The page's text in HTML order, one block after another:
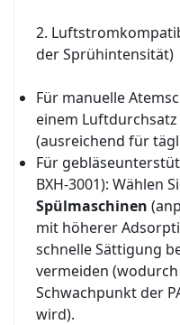
2.
der Sprühintensität)
Für manuelle
einem
(ausreichend für
Für
BXH-3001): Wählen
Spülmaschinen
mit höherer
schnelle Sättigung
vermeiden
Schwachpunkt der
wird).